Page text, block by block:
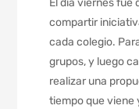
El día viernes fue
compartir
cada colegio.
grupos, y luego
realizar una
tiempo que viene